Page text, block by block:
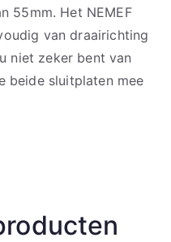
55mm. Het NEMEF
van draairichting
niet zeker bent van
beide sluitplaten mee